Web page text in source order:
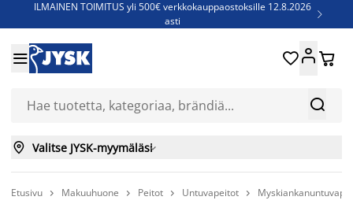
ILMAINEN TOIMITUS yli 500€ verkkokauppaostoksille 12.8.2026
asti

Jenkkisänkyjä - Säästä jopa 60%


 
 Valitse JYSK-myymäläsi
Etusivu  Makuuhuone  Peitot  Untuvapeitot 